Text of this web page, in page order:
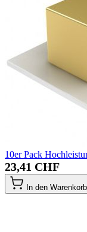
10er Pack
23,41 CHF
In den Warenkorb